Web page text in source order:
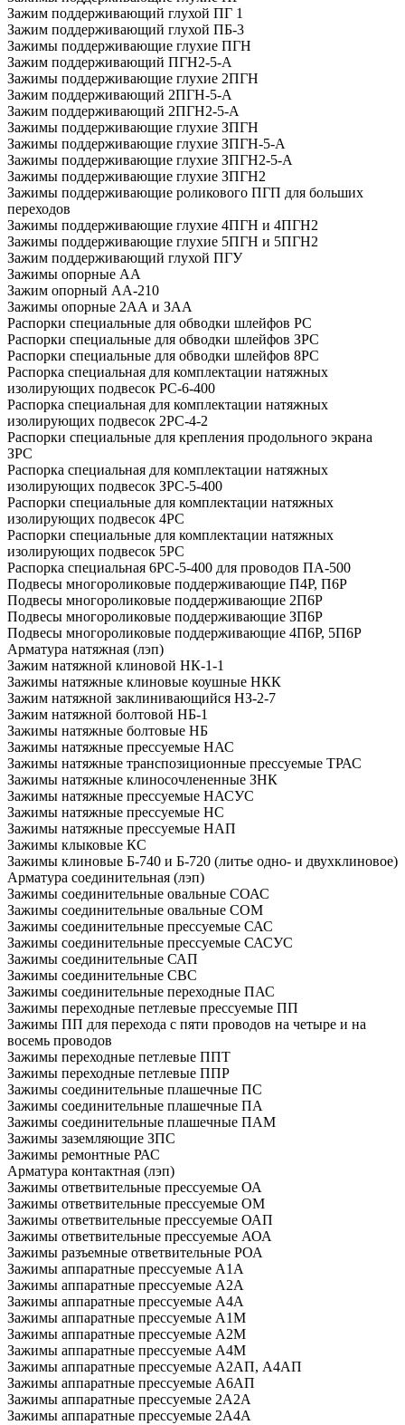
Зажим поддерживающий глухой ПГ 1
Зажим поддерживающий глухой ПБ-3
Зажимы поддерживающие глухие ПГН
Зажим поддерживающий ПГН2-5-А
Зажимы поддерживающие глухие 2ПГН
Зажим поддерживающий 2ПГН-5-А
Зажим поддерживающий 2ПГН2-5-А
Зажимы поддерживающие глухие ЗПГН
Зажимы поддерживающие глухие ЗПГН-5-А
Зажимы поддерживающие глухие ЗПГН2-5-А
Зажимы поддерживающие глухие ЗПГН2
Зажимы поддерживающие роликового ПГП для больших
переходов
Зажимы поддерживающие глухие 4ПГН и 4ПГН2
Зажимы поддерживающие глухие 5ПГН и 5ПГН2
Зажим поддерживающий глухой ПГУ
Зажимы опорные АА
Зажим опорный АА-210
Зажимы опорные 2АА и ЗАА
Распорки специальные для обводки шлейфов PC
Распорки специальные для обводки шлейфов ЗРС
Распорки специальные для обводки шлейфов 8РС
Распорка специальная для комплектации натяжных
изолирующих подвесок РС-6-400
Распорка специальная для комплектации натяжных
изолирующих подвесок 2РС-4-2
Распорки специальные для крепления продольного экрана
ЗРС
Распорка специальная для комплектации натяжных
изолирующих подвесок ЗРС-5-400
Распорки специальные для комплектации натяжных
изолирующих подвесок 4РС
Распорки специальные для комплектации натяжных
изолирующих подвесок 5РС
Распорка специальная 6РС-5-400 для проводов ПА-500
Подвесы многороликовые поддерживающие П4Р, П6Р
Подвесы многороликовые поддерживающие 2П6Р
Подвесы многороликовые поддерживающие ЗП6Р
Подвесы многороликовые поддерживающие 4П6Р, 5П6Р
Арматура натяжная (лэп)
Зажим натяжной клиновой НК-1-1
Зажимы натяжные клиновые коушные НКК
Зажим натяжной заклинивающийся НЗ-2-7
Зажим натяжной болтовой НБ-1
Зажимы натяжные болтовые НБ
Зажимы натяжные прессуемые НАС
Зажимы натяжные транспозиционные прессуемые ТРАС
Зажимы натяжные клиносочлененные ЗНК
Зажимы натяжные прессуемые НАСУС
Зажимы натяжные прессуемые НС
Зажимы натяжные прессуемые НАП
Зажимы клыковые КС
Зажимы клиновые Б-740 и Б-720 (литье одно- и двухклиновое)
Арматура соединительная (лэп)
Зажимы соединительные овальные СОАС
Зажимы соединительные овальные СОМ
Зажимы соединительные прессуемые САС
Зажимы соединительные прессуемые САСУС
Зажимы соединительные САП
Зажимы соединительные СВС
Зажимы соединительные переходные ПАС
Зажимы переходные петлевые прессуемые ПП
Зажимы ПП для перехода с пяти проводов на четыре и на
восемь проводов
Зажимы переходные петлевые ППТ
Зажимы переходные петлевые ППР
Зажимы соединительные плашечные ПС
Зажимы соединительные плашечные ПА
Зажимы соединительные плашечные ПАМ
Зажимы заземляющие ЗПС
Зажимы ремонтные РАС
Арматура контактная (лэп)
Зажимы ответвительные прессуемые ОА
Зажимы ответвительные прессуемые ОМ
Зажимы ответвительные прессуемые ОАП
Зажимы ответвительные прессуемые АОА
Зажимы разъемные ответвительные РОА
Зажимы аппаратные прессуемые А1А
Зажимы аппаратные прессуемые A2A
Зажимы аппаратные прессуемые А4А
Зажимы аппаратные прессуемые А1М
Зажимы аппаратные прессуемые А2М
Зажимы аппаратные прессуемые А4М
Зажимы аппаратные прессуемые А2АП, А4АП
Зажимы аппаратные прессуемые А6АП
Зажимы аппаратные прессуемые 2А2А
Зажимы аппаратные прессуемые 2А4А